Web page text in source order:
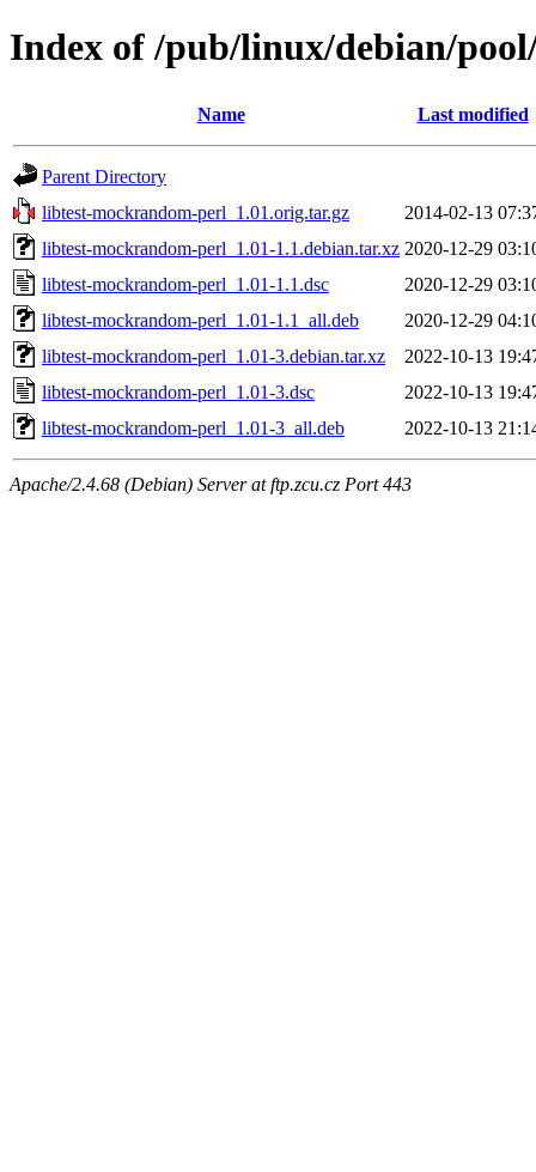
Index of /pub/linux/debian/
Name Last modified
Parent Directory
libtest-mockrandom-perl_1.01.orig.tar.gz
2014-02-13
libtest-mockrandom-perl_1.01-1.1.debian.tar.xz 2020-12-29
libtest-mockrandom-perl_1.01-1.1.dsc
2020-12-29
libtest-mockrandom-perl_1.01-1.1_all.deb
2020-12-29
libtest-mockrandom-perl_1.01-3.debian.tar.xz
2022-10-13
libtest-mockrandom-perl_1.01-3.dsc
2022-10-13
libtest-mockrandom-perl_1.01-3_all.deb
2022-10-13
Apache/2.4.68 (Debian) Server at ftp.zcu.cz Port 443